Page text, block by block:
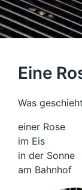
Eine
Was geschieht
einer Rose
im Eis
in der Sonne
am Bahnhof